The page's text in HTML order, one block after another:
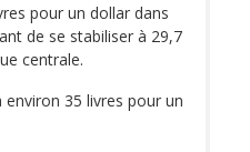
pour un dollar dans
de se stabiliser à 29,7
centrale.
35 livres pour un